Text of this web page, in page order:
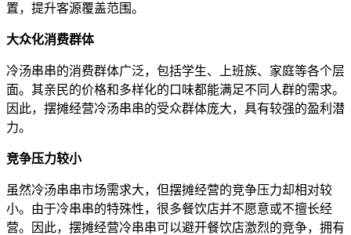
置，提升客源覆盖范围。
大众化消费群体
冷汤串串的消费群体广泛，包括学生、上班族、家庭等各个层
面。其亲民的价格和多样化的口味都能满足不同人群的需求。
因此，摆摊经营冷汤串串的受众群体庞大，具有较强的盈利潜
力。
竞争压力较小
虽然冷汤串串市场需求大，但摆摊经营的竞争压力却相对较
小。由于冷串串的特殊性，很多餐饮店并不愿意或不擅长经
营。因此，摆摊经营冷串串可以避开餐饮店激烈的竞争，拥有